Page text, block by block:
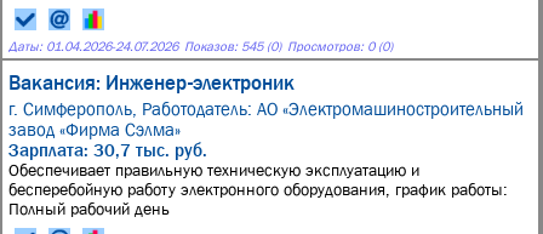
Даты: 01.04.2026-24.07.2026 Показов: 545 (0) Просмотров: 0 (0)
Вакансия: Инженер-электроник
г. Симферополь, Работодатель: АО «Электромашиностроительный
завод «Фирма Сэлма»
Зарплата: 30,7 тыс. руб.
Обеспечивает правильную техническую эксплуатацию и
бесперебойную работу электронного оборудования, график работы:
Полный рабочий день